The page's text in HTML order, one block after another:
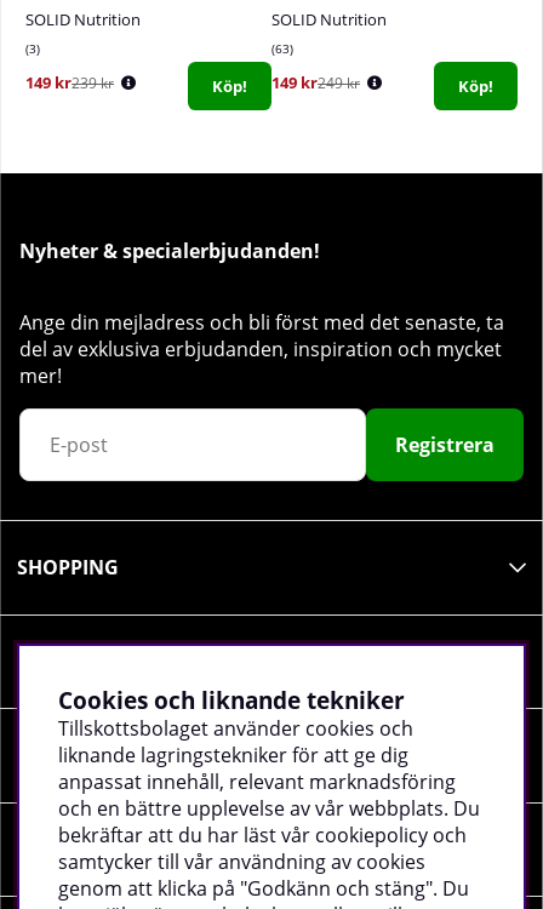
SOLID Nutrition
3
149 kr239 kr Köp!
SOLID Nutrition
63
149 kr249 kr Köp!
Nyheter & specialerbjudanden!
Ange din mejladress och bli först med det senaste, ta
del av exklusiva erbjudanden, inspiration och mycket
mer!
Registrera
SHOPPING
SOCIALA MEDIER
FÖRETAGSUPPGIFTER
Cookies och liknande tekniker
Tillskottsbolaget använder cookies och
liknande lagringstekniker för att ge dig
anpassat innehåll, relevant marknadsföring
och en bättre upplevelse av vår webbplats. Du
bekräftar att du har läst vår cookiepolicy och
samtycker till vår användning av cookies
genom att klicka på "Godkänn och stäng". Du